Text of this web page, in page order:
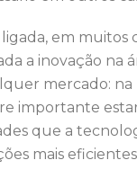
em muitos
a inovação na
mercado: na
importante
que a
mais